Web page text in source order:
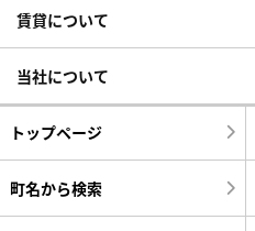
賃貸について
当社について
トップページ
町名から検索